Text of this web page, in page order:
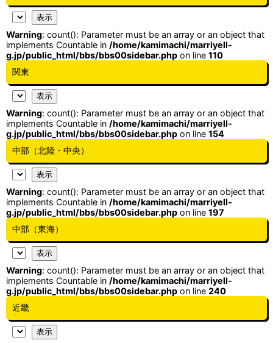
Warning: count(): Parameter must be an array or an object that
implements Countable in /home/kamimachi/marriyell-
g.jp/public_html/bbs/bbs00sidebar.php on line 110
関東
Warning: count(): Parameter must be an array or an object that
implements Countable in /home/kamimachi/marriyell-
g.jp/public_html/bbs/bbs00sidebar.php on line 154
中部（北陸・中央）
Warning: count(): Parameter must be an array or an object that
implements Countable in /home/kamimachi/marriyell-
g.jp/public_html/bbs/bbs00sidebar.php on line 197
中部（東海）
Warning: count(): Parameter must be an array or an object that
implements Countable in /home/kamimachi/marriyell-
g.jp/public_html/bbs/bbs00sidebar.php on line 240
近畿